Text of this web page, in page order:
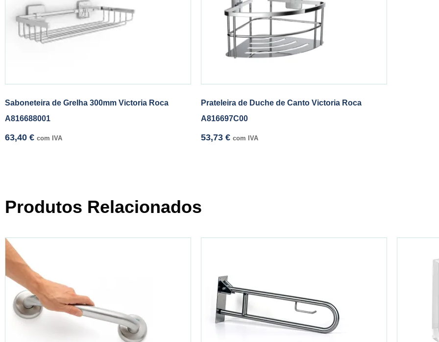
Saboneteira de Grelha 300mm Victoria Roca
A816688001
63,40 € com IVA
Prateleira de Duche de Canto Victoria Roca
A816697C00
53,73 € com IVA
Produtos Relacionados